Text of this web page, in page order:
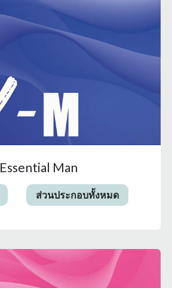
Essential Man
ส่วนประกอบทั้งหมด